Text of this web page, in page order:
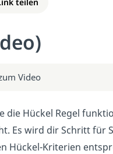
Video
die Hückel Regel
Es wird dir Schritt für
Hückel-Kriterien